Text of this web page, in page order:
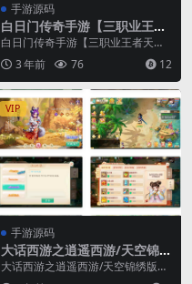
手游源码
白日门传奇手游【三职业王者
天下】最新整理Win半手工服
务端+GM后台
白日门传奇手游【三职业王者天
下】最新整理Win半手工服务端+G
M后台 ID:74...
3 年前 76 12
VIP
手游源码
大话西游之逍遥西游/天空锦绣
版本_回合手游_Linux服务端
大话西游之逍遥西游/天空锦绣版本
_回合手游_Linux服务端_通用视频教